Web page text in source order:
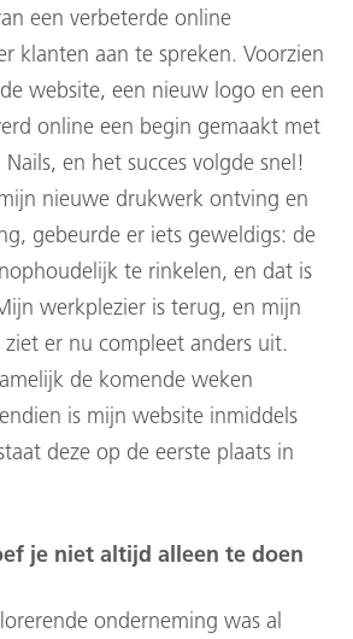
een verbeterde online
klanten aan te spreken. Voorzien
website, een nieuw logo en een
online een begin gemaakt met
en het succes volgde snel!
nieuwe drukwerk ontving en
gebeurde er iets geweldigs: de
te rinkelen, en dat is
werkplezier is terug, en mijn
er nu compleet anders uit.
de komende weken
is mijn website inmiddels
deze op de eerste plaats in
je niet altijd alleen te doen
onderneming was al